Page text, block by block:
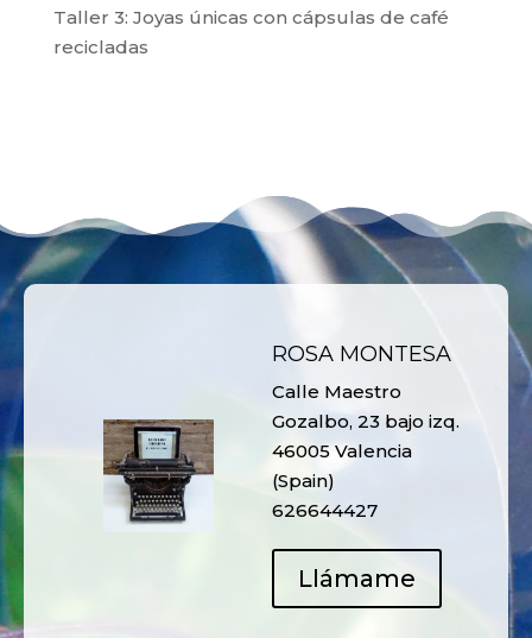
Taller 3: Joyas únicas con cápsulas de café
recicladas
ROSA MONTESA
Calle Maestro
Gozalbo, 23 bajo izq.
46005 Valencia
(Spain)
626644427
Llámame